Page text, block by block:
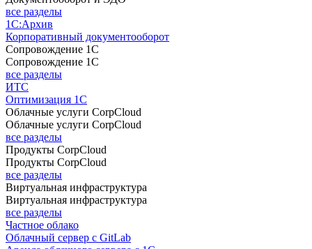
все разделы
1С:Архив
Корпоративный документооборот
Сопровождение 1С
Сопровождение 1С
все разделы
ИТС
Оптимизация 1С
Облачные услуги CorpCloud
Облачные услуги CorpCloud
все разделы
Продукты CorpCloud
Продукты CorpCloud
все разделы
Виртуальная инфраструктура
Виртуальная инфраструктура
все разделы
Частное облако
Облачный сервер с GitLab